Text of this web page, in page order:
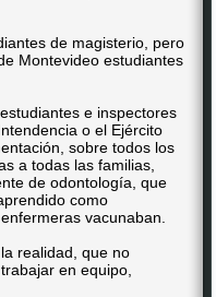
de magisterio, pero
Montevideo estudiantes
e inspectores
o el Ejército
sobre todos los
a todas las familias,
de odontología, que
como
vacunaban.
realidad, que no
en equipo,